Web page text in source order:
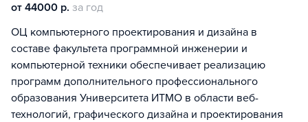
от 44000 р. за год
ОЦ компьютерного проектирования и дизайна в
составе факультета программной инженерии и
компьютерной техники обеспечивает реализацию
программ дополнительного профессионального
образования Университета ИТМО в области веб-
технологий, графического дизайна и проектирования